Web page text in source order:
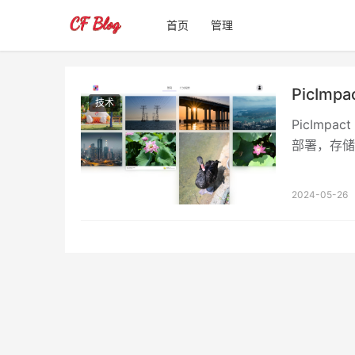
首页 管理
技术
PicImpact
部署，存
2024-05-26